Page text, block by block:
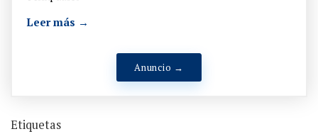
Leer más →
Anuncio →
Etiquetas